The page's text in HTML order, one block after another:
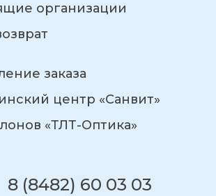
организации
заказа
центр «Санвит»
«ТЛТ-Оптика»
8 (8482) 60 03 03